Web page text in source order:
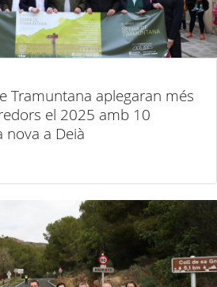
Tramuntana aplegaran més
el 2025 amb 10
nova a Deià